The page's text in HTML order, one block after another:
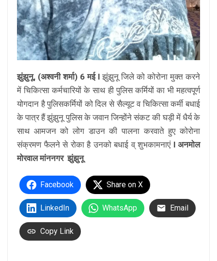
झुंझुनू, (अश्वनी शर्मा) 6 मई l झुंझुनू जिले को कोरोना मुक्त करने
में चिकित्सा कर्मचारियों के साथ ही पुलिस कर्मियों का भी महत्वपूर्ण
योगदान है पुलिसकर्मियों को दिल से सैल्यूट व चिकित्सा कर्मी बधाई
के पात्र हैं झुंझुनू पुलिस के जवान जिन्होंने संकट की घड़ी में धैर्य के
साथ आमजन को लोग डाउन की पालना करवाते हुए कोरोना
संक्रमण फैलने से रोका है उनको बधाई व् शुभकामनाएं l अनमोल
मोरवाल मांननगर झुंझुनू
Facebook Share on X
LinkedIn WhatsApp Email
Copy Link